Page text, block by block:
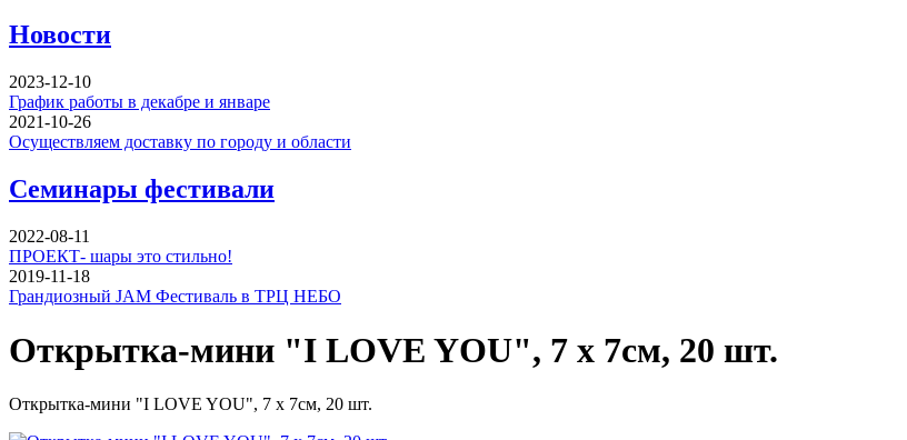
Новости
2023-12-10
График работы в декабре и январе
2021-10-26
Осуществляем доставку по городу и области
Семинары фестивали
2022-08-11
ПРОЕКТ- шары это стильно!
2019-11-18
Грандиозный JAM Фестиваль в ТРЦ НЕБО
Открытка-мини "I LOVE YOU", 7 х 7см, 20 шт.
Открытка-мини "I LOVE YOU", 7 х 7см, 20 шт.